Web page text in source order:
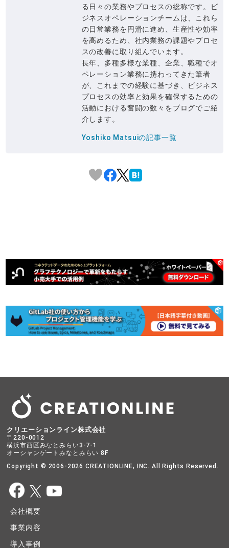
る日々の業務やプロセスの総称です。ビ
ジネスオペレーションチームは、これら
の日常業務を円滑に進め、生産性や効率
を高めるため、社内業務の課題やプロセ
スの改善に取り組んでいます。
長年、多種多様な業種、企業、職種でオ
ペレーション業務に携わってきた筆者
が、これまでの経験に基づき、ビジネス
プロセスの効率と効果を確保するための
活動における奮闘の数々をブログでご紹
介します。
Yoshiko Matsuiの記事一覧
クリエーションライン株式会社
〒220-0012
横浜市西区みなとみらい3-7-1
オーシャンゲートみなとみらい 8F
Copyright © 2006-2026 CREATIONLINE, INC. All Rights Reserved.
会社概要
事業内容
導入事例